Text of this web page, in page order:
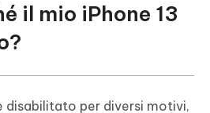
il mio iPhone 13
disabilitato per diversi motivi,